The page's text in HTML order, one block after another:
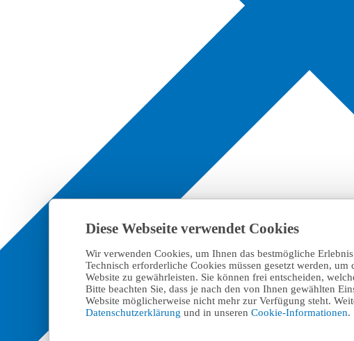
Diese Webseite verwendet Cookies
Wir verwenden Cookies, um Ihnen das bestmögliche
Technisch erforderliche Cookies müssen gesetzt werden,
Website zu gewährleisten. Sie können frei entscheiden,
Bitte beachten Sie, dass je nach den von Ihnen gewählten
Website möglicherweise nicht mehr zur Verfügung steht.
Datenschutzerklärung und in unseren Cookie-Informationen.